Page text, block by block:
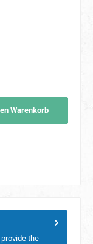
Warenkorb
the